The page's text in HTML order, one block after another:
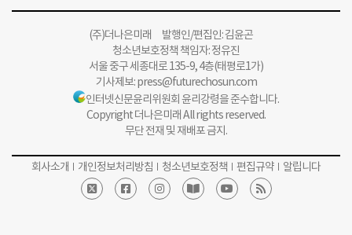
(주)더나은미래 발행인/편집인: 김윤곤
청소년보호정책 책임자: 정유진
서울 중구 세종대로 135-9, 4층(태평로1가)
기사제보:press@futurechosun.com
인터넷신문윤리위원회 윤리강령을 준수합니다.
Copyright 더나은미래 All rights reserved.
무단 전재 및 재배포 금지.
회사소개 개인정보처리방침 청소년보호정책 편집규약 알립니다